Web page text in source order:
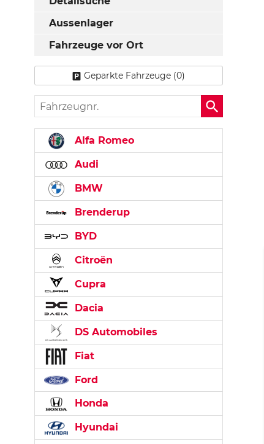
Aussenlager
Fahrzeuge vor Ort
Geparkte Fahrzeuge (0)
Fahrzeugnr.
Alfa Romeo
Audi
BMW
Brenderup
BYD
Citroën
Cupra
Dacia
DS Automobiles
Fiat
Ford
Honda
Hyundai